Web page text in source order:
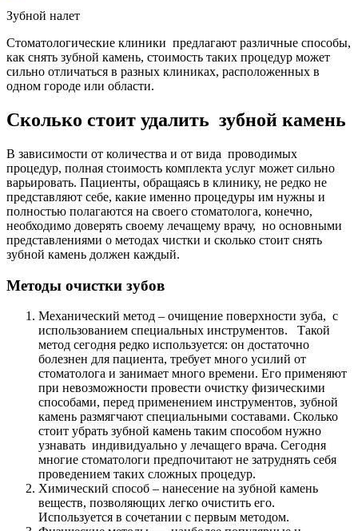
Зубной налет
Стоматологические клиники предлагают различные способы,
как снять зубной камень, стоимость таких процедур может
сильно отличаться в разных клиниках, расположенных в
одном городе или области.
Сколько стоит удалить зубной камень
В зависимости от количества и от вида проводимых
процедур, полная стоимость комплекта услуг может сильно
варьировать. Пациенты, обращаясь в клинику, не редко не
представляют себе, какие именно процедуры им нужны и
полностью полагаются на своего стоматолога, конечно,
необходимо доверять своему лечащему врачу, но основными
представлениями о методах чистки и сколько стоит снять
зубной камень должен каждый.
Методы очистки зубов
Механический метод – очищение поверхности зуба, с
использованием специальных инструментов. Такой
метод сегодня редко используется: он достаточно
болезнен для пациента, требует много усилий от
стоматолога и занимает много времени. Его применяют
при невозможности провести очистку физическими
способами, перед применением инструментов, зубной
камень размягчают специальными составами. Сколько
стоит убрать зубной камень таким способом нужно
узнавать индивидуально у лечащего врача. Сегодня
многие стоматологи предпочитают не затруднять себя
проведением таких сложных процедур.
Химический способ – нанесение на зубной камень
веществ, позволяющих легко очистить его.
Используется в сочетании с первым методом.